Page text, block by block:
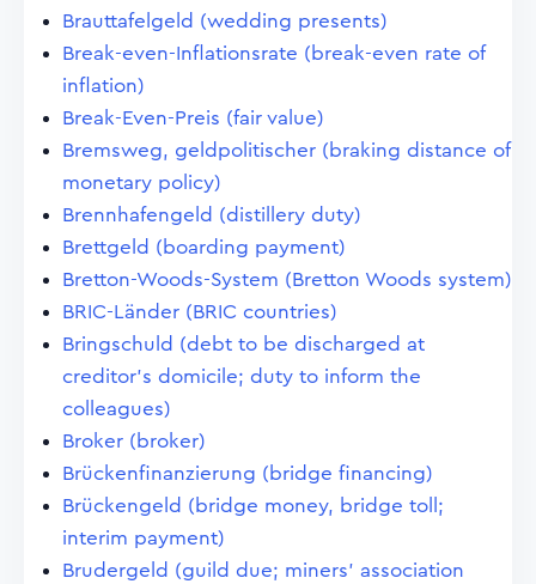
Brauttafelgeld (wedding presents)
Break-even-Inflationsrate (break-even rate of
inflation)
Break-Even-Preis (fair value)
Bremsweg, geldpolitischer (braking distance of
monetary policy)
Brennhafengeld (distillery duty)
Brettgeld (boarding payment)
Bretton-Woods-System (Bretton Woods system)
BRIC-Länder (BRIC countries)
Bringschuld (debt to be discharged at
creditor's domicile; duty to inform the
colleagues)
Broker (broker)
Brückenfinanzierung (bridge financing)
Brückengeld (bridge money, bridge toll;
interim payment)
Brudergeld (guild due; miners' association